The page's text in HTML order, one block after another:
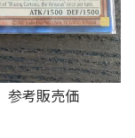
参考販売価